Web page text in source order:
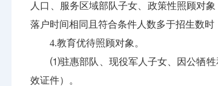
人口、服务区域部队子女、政策性照顾对
落户时间相同且符合条件人数多于招生数
4.教育优待照顾对象。
⑴驻惠部队、现役军人子女、因公牺牲
效证件）。